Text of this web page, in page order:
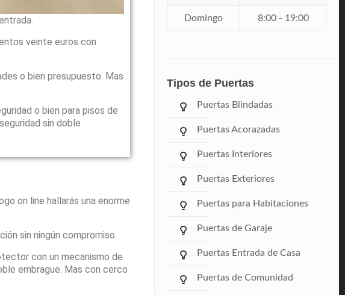
veinte euros con
o bien presupuesto. Mas
o bien para pisos de
sin doble
on line hallarás una enorme
sin ningún compromiso.
con un mecanismo de
embrague. Mas con cerco
Domingo 8:00 - 19:00
Tipos de Puertas
Puertas Blindadas
Puertas Acorazadas
Puertas Interiores
Puertas Exteriores
Puertas para Habitaciones
Puertas de Garaje
Puertas Entrada de Casa
Puertas de Comunidad